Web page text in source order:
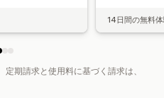
14日間の無料
期請求と使用料に基づく請求は、